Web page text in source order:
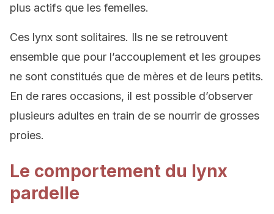
plus actifs que les femelles.
Ces lynx sont solitaires. Ils ne se retrouvent
ensemble que pour l’accouplement et les groupes
ne sont constitués que de mères et de leurs petits.
En de rares occasions, il est possible d’observer
plusieurs adultes en train de se nourrir de grosses
proies.
Le comportement du lynx
pardelle